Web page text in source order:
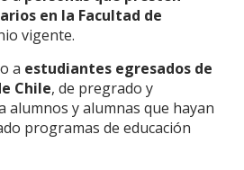
en la Facultad de
vigente.
a estudiantes egresados de
Chile, de pregrado y
alumnos y alumnas que hayan
programas de educación